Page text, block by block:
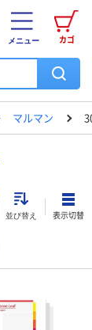
カゴ
メニュー
マルマン
並び替え 表示切替